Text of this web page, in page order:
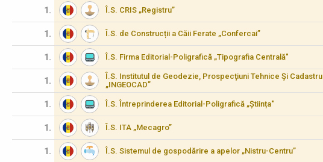
1. Î.S. CRIS „Registru”
1. Î.S. de Construcții a Căii Ferate „Confercai”
1. Î.S. Firma Editorial-Poligrafică „Tipografia Centrală"
1.
Î.S. Institutul de Geodezie, Prospecţiuni Tehnice Şi Cadastru
„INGEOCAD”
1. Î.S. Întreprinderea Editorial-Poligrafică „Știința"
1. Î.S. ITA „Mecagro”
1. Î.S. Sistemul de gospodărire a apelor „Nistru-Centru”